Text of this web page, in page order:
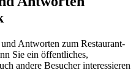
Antworten zum Restaurant-
Sie ein öffentliches,
andere Besucher interessieren